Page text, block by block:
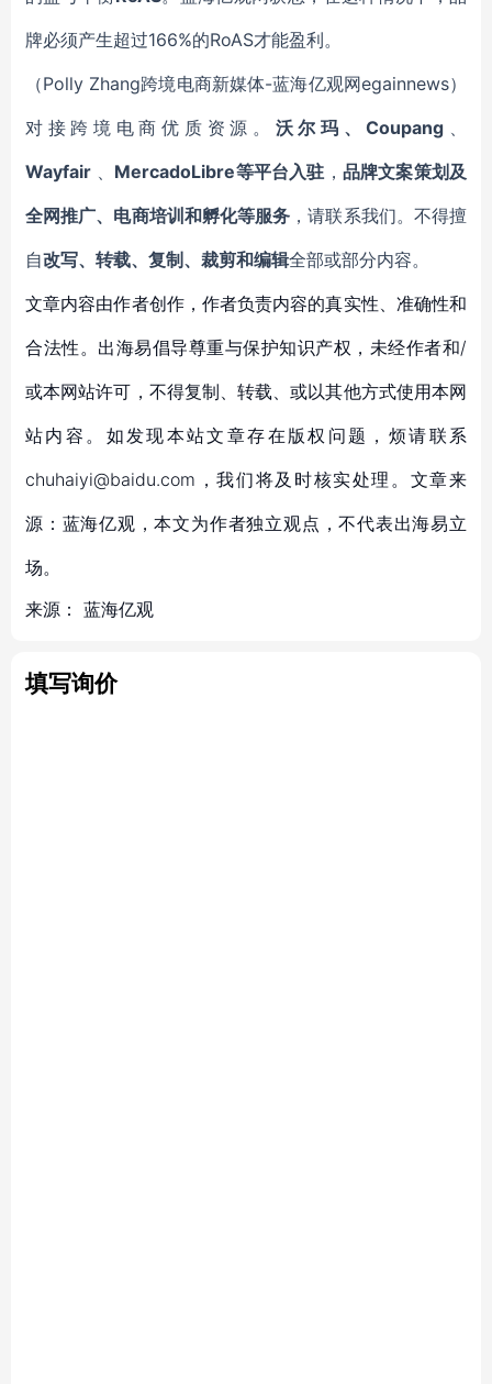
牌必须产生超过166%的RoAS才能盈利。
（Polly Zhang跨境电商新媒体-蓝海亿观网egainnews）
对接跨境电商优质资源。 沃尔玛、Coupang 、
Wayfair 、 MercadoLibre等平台入驻 ， 品牌文案策划及
全网推广、电商培训和孵化等服务 ，请联系我们。不得擅
自改写、转载、复制、裁剪和编辑全部或部分内容。
文章内容由作者创作，作者负责内容的真实性、准确性和
合法性。出海易倡导尊重与保护知识产权，未经作者和/
或本网站许可，不得复制、转载、或以其他方式使用本网
站内容。如发现本站文章存在版权问题，烦请联系
chuhaiyi@baidu.com，我们将及时核实处理。文章来
源：蓝海亿观，本文为作者独立观点，不代表出海易立
场。
来源： 蓝海亿观
填写询价